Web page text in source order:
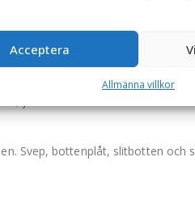
Acceptera
Allmänna villkor
kraftig och beständig lastskopa
relativt löst packad hård
tänder och segment. Tack
jämfört med användande av
Svep, bottenplåt, slitbotten och